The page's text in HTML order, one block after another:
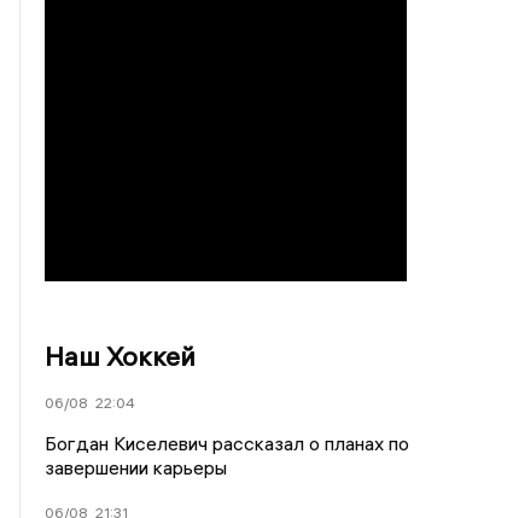
Наш Хоккей
06/08 22:04
Богдан Киселевич рассказал о планах по
завершении карьеры
06/08 21:31